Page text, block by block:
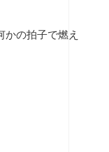
の拍子で燃え